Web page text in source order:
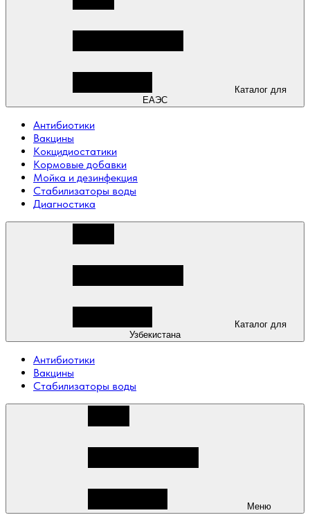
ЕАЭС
Антибиотики
Вакцины
Кокцидиостатики
Кормовые добавки
Мойка и дезинфекция
Стабилизаторы воды
Диагностика
Узбекистана
Антибиотики
Вакцины
Стабилизаторы воды
Меню